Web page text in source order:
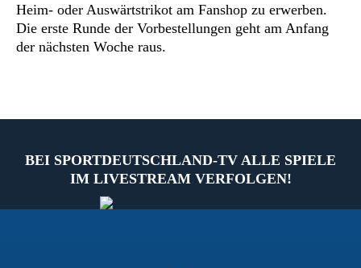
Heim- oder Auswärtstrikot am Fanshop zu erwerben.
Die erste Runde der Vorbestellungen geht am Anfang
der nächsten Woche raus.
BEI SPORTDEUTSCHLAND-TV ALLE SPIELE
IM LIVESTREAM VERFOLGEN!